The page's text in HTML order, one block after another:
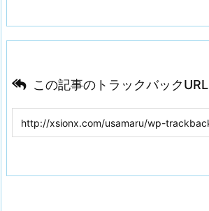
この記事のトラックバックURL